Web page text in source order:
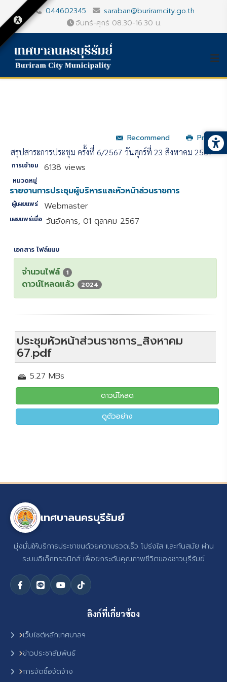
044602345
saraban@buriramcity.go.th
จันทร์-ศุกร์ 08.30-16.30 น.
Recommend
Print
สรุปสาระการประชุม ครั้งที่ 6/2567 วันศุกร์ที่ 23 สิงหาคม 2567
การเข้าชม 6138 views
หมวดหมู่
รายงานการประชุมผู้บริหารและหัวหน้าส่วนราชการ
ผู้เผยแพร่ Webmaster
เผยแพร่เมื่อ วันอังคาร, 01 ตุลาคม 2567
เอกสาร ไฟล์แนบ
จำนวนไฟล์ 1
ดาวน์โหลดแล้ว 2024
ประชุมหัวหน้าส่วนราชการ_สิงหาคม
67.pdf
5.27 MBs
ดาวน์โหลด
ดูตัวอย่าง
เทศบาลนครบุรีรัมย์
มุ่งมั่นให้บริการประชาชนด้วยความรวดเร็ว โปร่งใส และทันสมัย ผ่าน
ระบบอิเล็กทรอนิกส์ เพื่อยกระดับคุณภาพชีวิตของชาวบุรีรัมย์
ลิงก์ที่เกี่ยวข้อง
เว็บไซต์หลักเทศบาลฯ
ข่าวประชาสัมพันธ์
การจัดซื้อจัดจ้าง